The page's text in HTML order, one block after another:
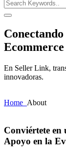
Ecommerce
En Seller Link,
innovadoras.
Home About
Conviértete
Apoyo en la